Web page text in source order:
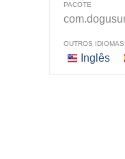
PACOTE
OUTROS IDIOMAS
Inglês